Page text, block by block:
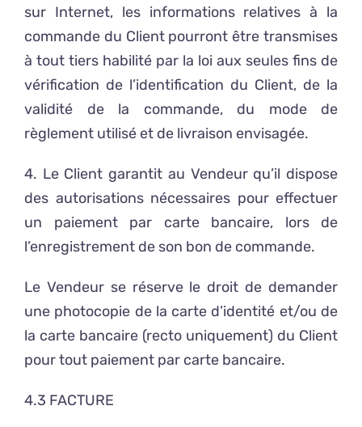
sur Internet, les informations relatives à la
commande du Client pourront être transmises
à tout tiers habilité par la loi aux seules fins de
vérification de l’identification du Client, de la
validité de la commande, du mode de
règlement utilisé et de livraison envisagée.
4. Le Client garantit au Vendeur qu’il dispose
des autorisations nécessaires pour effectuer
un paiement par carte bancaire, lors de
l’enregistrement de son bon de commande.
Le Vendeur se réserve le droit de demander
une photocopie de la carte d’identité et/ou de
la carte bancaire (recto uniquement) du Client
pour tout paiement par carte bancaire.
4.3 FACTURE